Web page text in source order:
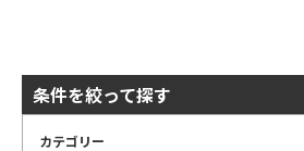
条件を絞って探す
カテゴリー